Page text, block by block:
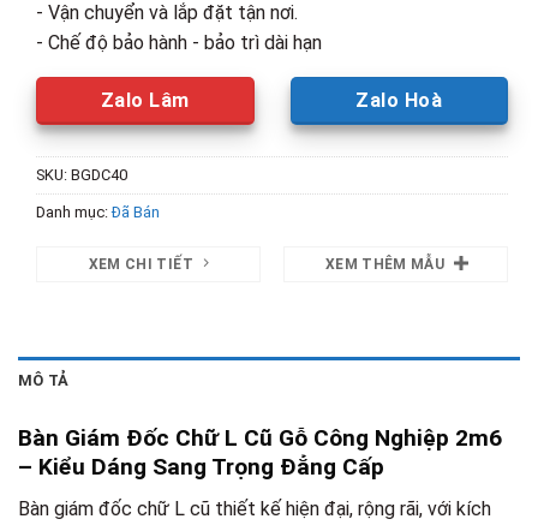
- Vận chuyển và lắp đặt tận nơi.
- Chế độ bảo hành - bảo trì dài hạn
Zalo Lâm Zalo Hoà
SKU: BGDC40
Danh mục:Đã Bán
XEM CHI TIẾT XEM THÊM MẪU
MÔ TẢ
Bàn Giám Đốc Chữ L Cũ Gỗ Công Nghiệp 2m6
– Kiểu Dáng Sang Trọng Đẳng Cấp
Bàn giám đốc chữ L cũ thiết kế hiện đại, rộng rãi, với kích